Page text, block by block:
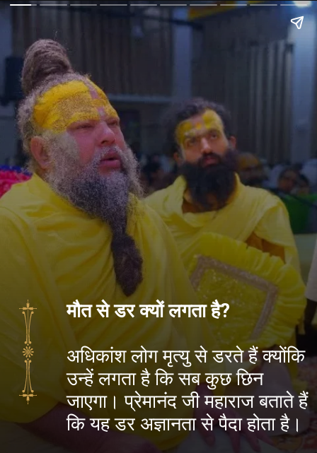
मौत से डर क्यों लगता है?
अधिकांश लोग मृत्यु से डरते हैं क्योंकि
उन्हें लगता है कि सब कुछ छिन
जाएगा। प्रेमानंद जी महाराज बताते हैं
कि यह डर अज्ञानता से पैदा होता है।